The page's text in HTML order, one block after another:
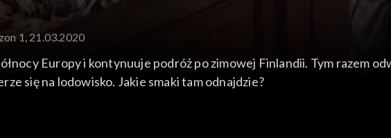
1, 21.03.2020
Europy i kontynuuje podróż po zimowej Finlandii. Tym razem
się na lodowisko. Jakie smaki tam odnajdzie?